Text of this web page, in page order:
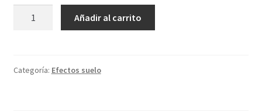
Información sobre cookies
Política de privacidad
Añadir al carrito
Categoría: Efectos suelo